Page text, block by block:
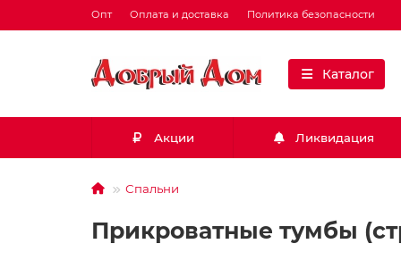
Опт Оплата и доставка Политика безопасности
Каталог
Акции Ликвидация
Спальни
Прикроватные тумбы